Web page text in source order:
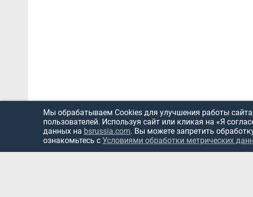
Мы обрабатываем Cookies для улучшения работы
пользователей. Используя сайт или кликая на «Я
данных на bsrussia.com. Вы можете запретить
ознакомьтесь с Условиями обработки метрических